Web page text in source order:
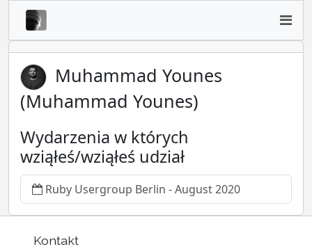
Muhammad Younes
(Muhammad Younes)
Wydarzenia w których
wziąłeś/wziąłeś udział
Ruby Usergroup Berlin - August 2020
Kontakt